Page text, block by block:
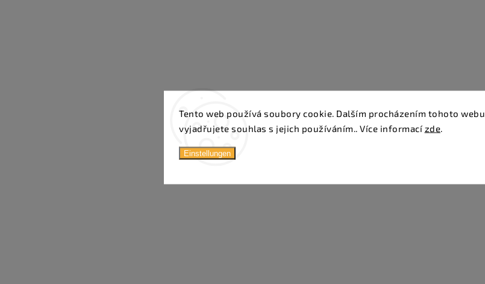
Tento web používá soubory cookie. Dalším procházením tohoto webu
vyjadřujete souhlas s jejich používáním.. Více informací zde
Einstellungen